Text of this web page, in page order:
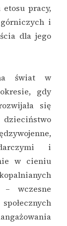
etosu pracy,
i
dla jego
świat w
gdy
się
i
w cieniu
– wczesne